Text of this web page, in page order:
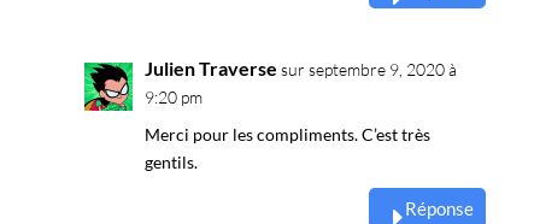
Julien Traverse sur septembre 9, 2020 à
9:20 pm
Merci pour les compliments. C’est très
gentils.
Réponse